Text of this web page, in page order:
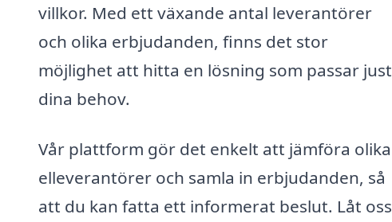
villkor. Med ett växande antal leverantörer
och olika erbjudanden, finns det stor
möjlighet att hitta en lösning som passar just
dina behov.
Vår plattform gör det enkelt att jämföra olika
elleverantörer och samla in erbjudanden, så
att du kan fatta ett informerat beslut. Låt oss